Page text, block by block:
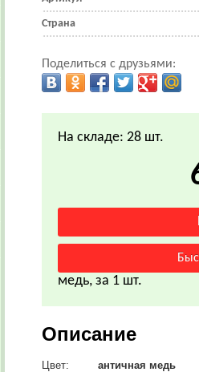
Страна
Поделиться с друзьями:
На складе: 28 шт.
медь, за 1 шт.
Описание
Цвет:
античная медь